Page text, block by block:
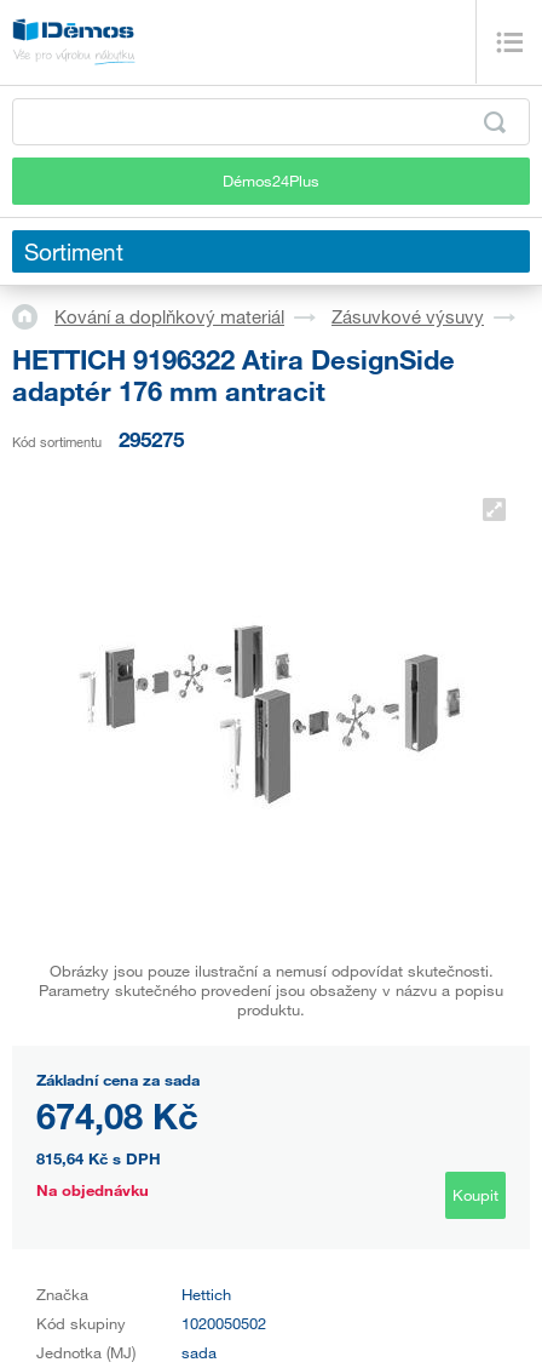
Démos24Plus
Sortiment
Kování a doplňkový materiál Zásuvkové výsuvy
HETTICH 9196322 Atira DesignSide
adaptér 176 mm antracit
Kód sortimentu 295275
Obrázky jsou pouze ilustrační a nemusí odpovídat skutečnosti.
Parametry skutečného provedení jsou obsaženy v názvu a popisu
produktu.
Základní cena za sada
674,08 Kč
815,64 Kč s DPH
Na objednávku
Koupit
Značka
Hettich
Kód skupiny
1020050502
Jednotka (MJ)
sada